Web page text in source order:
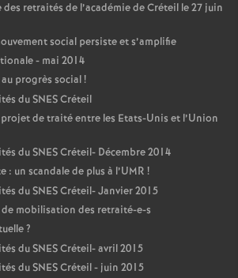
retraités de l’académie de Créteil le 27 juin
social persiste et s’amplifie
- mai 2014
progrès social!
duSNESCréteil
de traité entre les Etats-Unis et l’Union
duSNESCréteil- Décembre 2014
un scandale de plus à l’UMR !
duSNESCréteil- Janvier 2015
de mobilisation des retraité-e-s
?
duSNESCréteil- avril 2015
duSNESCréteil - juin 2015